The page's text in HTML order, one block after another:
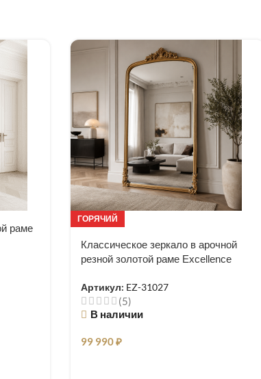
раме
ГОРЯЧИЙ
Классическое зеркало в арочной
резной золотой раме Excellence
Артикул: EZ-31027
(5)
В наличии
99 990₽